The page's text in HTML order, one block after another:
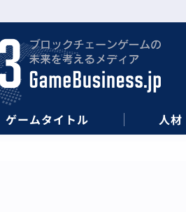
ゲームタイトル 人材